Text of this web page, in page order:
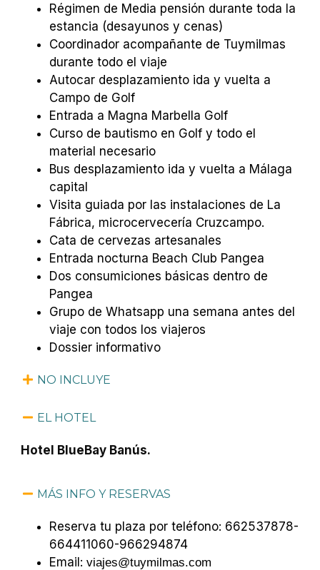
Régimen de Media pensión durante toda la
estancia (desayunos y cenas)
Coordinador acompañante de Tuymilmas
durante todo el viaje
Autocar desplazamiento ida y vuelta a
Campo de Golf
Entrada a Magna Marbella Golf
Curso de bautismo en Golf y todo el
material necesario
Bus desplazamiento ida y vuelta a Málaga
capital
Visita guiada por las instalaciones de La
Fábrica, microcervecería Cruzcampo.
Cata de cervezas artesanales
Entrada nocturna Beach Club Pangea
Dos consumiciones básicas dentro de
Pangea
Grupo de Whatsapp una semana antes del
viaje con todos los viajeros
Dossier informativo
NO INCLUYE
EL HOTEL
Hotel BlueBay Banús.
MÁS INFO Y RESERVAS
Reserva tu plaza por teléfono: 662537878-
664411060-966294874
Email:viajes@tuymilmas.com